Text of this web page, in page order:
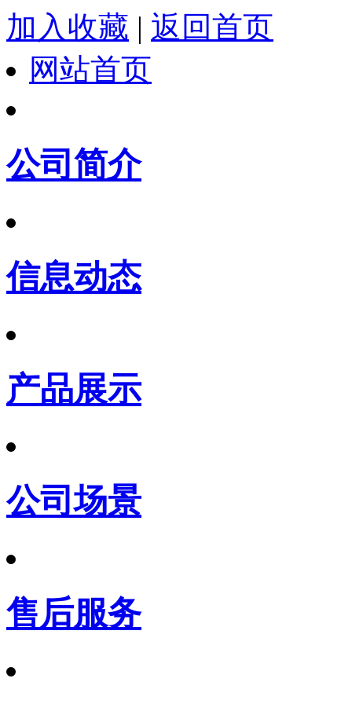
加入收藏 | 返回首页
网站首页
公司简介
信息动态
产品展示
公司场景
售后服务